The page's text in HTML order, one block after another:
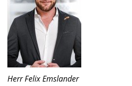
Herr Felix Emslander